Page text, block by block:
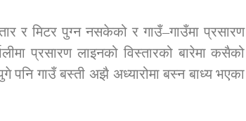
र मिटर पुग्न नसकेको र गाउँ–गाउँमा प्रसारण
प्रसारण लाइनको विस्तारको बारेमा कसैको
पनि गाउँ बस्ती अझै अध्यारोमा बस्न बाध्य भएका